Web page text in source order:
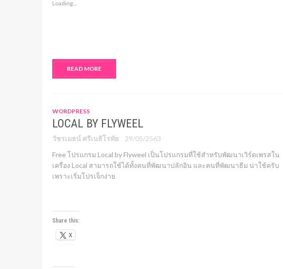
Loading...
READ MORE
WORDPRESS
LOCAL BY FLYWEEL
วัชรเมธน์ ศรีเนธิโรทัย
29/05/2563
Free โปรแกรม Local by Flyweel เป็นโปรแกรมที่ใช้สำหรับพัฒนาเวิร์ดเพรสใน
เครื่อง Local สามารถใช้ได้ทั้งคนที่พัฒนาปลักอิน และคนที่พัฒนาธีม น่าใช้ครับ
เพราะเริ่มโปรเจ็กง่าย
Share this:
X